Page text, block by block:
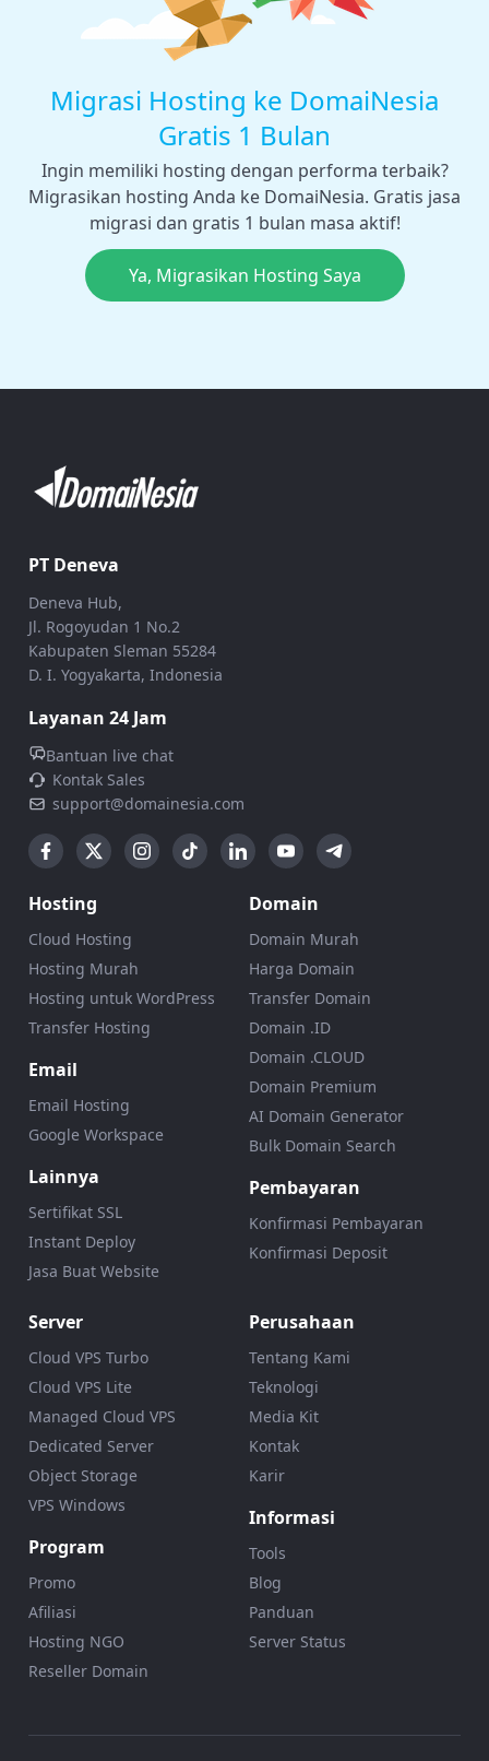
Migrasi Hosting ke DomaiNesia
Gratis 1 Bulan
Ingin memiliki hosting dengan performa terbaik?
Migrasikan hosting Anda ke DomaiNesia. Gratis jasa
migrasi dan gratis 1 bulan masa aktif!
Ya, Migrasikan Hosting Saya
PT Deneva
Deneva Hub,
Jl. Rogoyudan 1 No.2
Kabupaten Sleman 55284
D. I. Yogyakarta, Indonesia
Layanan 24 Jam
Bantuan live chat
Kontak Sales
support@domainesia.com
Hosting
Cloud Hosting
Hosting Murah
Hosting untuk WordPress
Transfer Hosting
Email
Email Hosting
Google Workspace
Lainnya
Sertifikat SSL
Instant Deploy
Jasa Buat Website
Domain
Domain Murah
Harga Domain
Transfer Domain
Domain .ID
Domain .CLOUD
Domain Premium
AI Domain Generator
Bulk Domain Search
Pembayaran
Konfirmasi Pembayaran
Konfirmasi Deposit
Server
Cloud VPS Turbo
Cloud VPS Lite
Managed Cloud VPS
Dedicated Server
Object Storage
VPS Windows
Program
Promo
Afiliasi
Hosting NGO
Reseller Domain
Perusahaan
Tentang Kami
Teknologi
Media Kit
Kontak
Karir
Informasi
Tools
Blog
Panduan
Server Status